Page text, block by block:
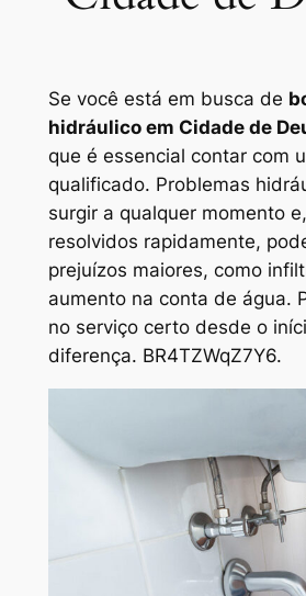
Se você está em busca de
hidráulico em Cidade de
que é essencial contar com
qualificado. Problemas
surgir a qualquer momento
resolvidos rapidamente,
prejuízos maiores, como
aumento na conta de água.
no serviço certo desde o
diferença. BR4TZWqZ7Y6.